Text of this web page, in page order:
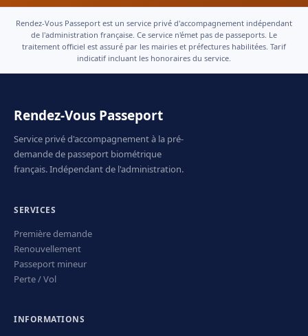
Rendez-Vous Passeport est un service privé d'accompagnement indépendant
de l'administration française. Ce service n'émet pas de passeports. Le
traitement officiel est assuré par les mairies et préfectures habilitées. Tarif
indicatif incluant les honoraires du service.
Rendez-Vous Passeport
Service privé d'accompagnement à la pré-
demande de passeport biométrique
français. Indépendant de l'administration.
SERVICES
Première demande
Renouvellement
Passeport mineur
Perte / Vol
INFORMATIONS